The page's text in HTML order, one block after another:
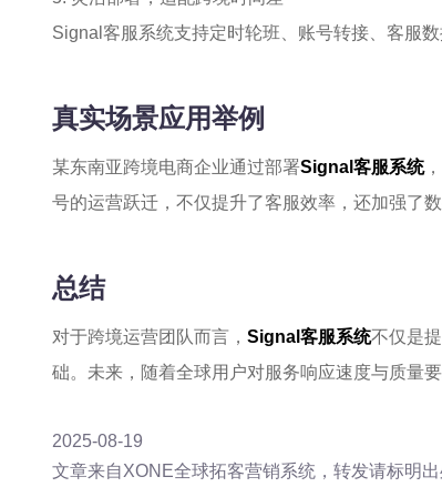
Signal客服系统支持定时轮班、账号转接、客服
真实场景应用举例
某东南亚跨境电商企业通过部署Signal客服系统
号的运营跃迁，不仅提升了客服效率，还加强了
总结
对于跨境运营团队而言， Signal客服系统不仅是
础。未来，随着全球用户对服务响应速度与质量
2025-08-19
文章来自XONE全球拓客营销系统，转发请标明出